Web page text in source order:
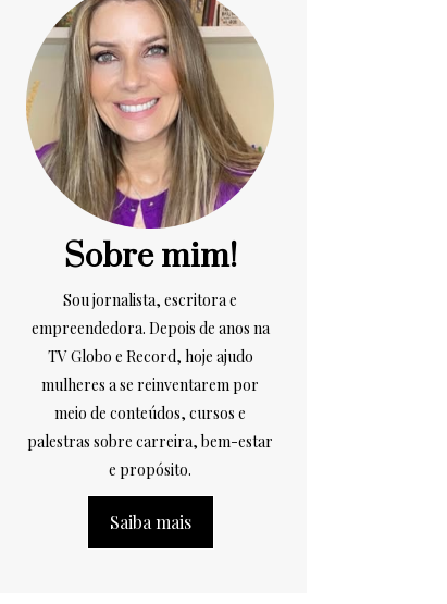
Sobre mim!
Sou jornalista, escritora e
empreendedora. Depois de anos na
TV Globo e Record, hoje ajudo
mulheres a se reinventarem por
meio de conteúdos, cursos e
palestras sobre carreira, bem-estar
e propósito.
Saiba mais